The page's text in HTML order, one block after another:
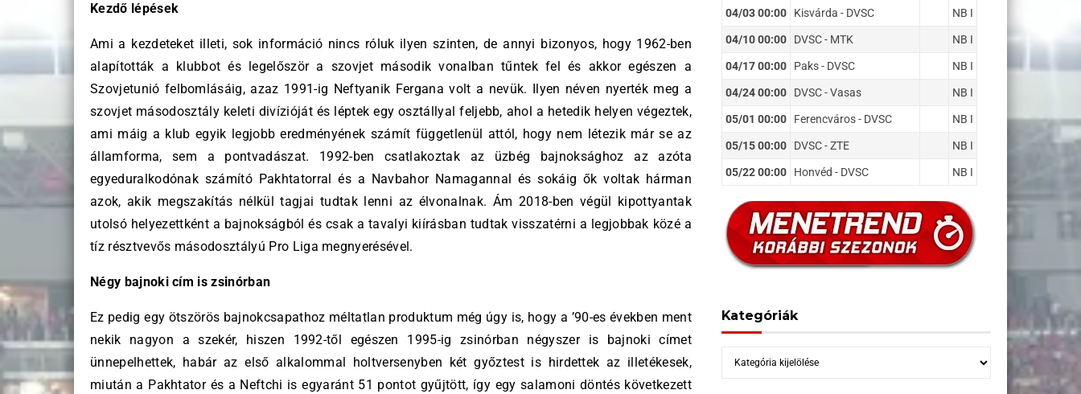
Kezdő lépések
Ami a kezdeteket illeti, sok információ nincs róluk ilyen szinten, de annyi bizonyos, hogy 1962-ben
alapították a klubbot és legelőször a szovjet második vonalban tűntek fel és akkor egészen a
Szovjetunió felbomlásáig, azaz 1991-ig Neftyanik Fergana volt a nevük. Ilyen néven nyerték meg a
szovjet másodosztály keleti divízióját és léptek egy osztállyal feljebb, ahol a hetedik helyen végeztek,
ami máig a klub egyik legjobb eredményének számít függetlenül attól, hogy nem létezik már se az
államforma, sem a pontvadászat. 1992-ben csatlakoztak az üzbég bajnoksághoz az azóta
egyeduralkodónak számító Pakhtatorral és a Navbahor Namagannal és sokáig ők voltak hárman
azok, akik megszakítás nélkül tagjai tudtak lenni az élvonalnak. Ám 2018-ben végül kipottyantak
utolsó helyezettként a bajnokságból és csak a tavalyi kiírásban tudtak visszatérni a legjobbak közé a
tíz résztvevős másodosztályú Pro Liga megnyerésével.
Négy bajnoki cím is zsinórban
Ez pedig egy ötszörös bajnokcsapathoz méltatlan produktum még úgy is, hogy a ’90-es években ment
nekik nagyon a szekér, hiszen 1992-től egészen 1995-ig zsinórban négyszer is bajnoki címet
ünnepelhettek, habár az első alkalommal holtversenyben két győztest is hirdettek az illetékesek,
miután a Pakhtator és a Neftchi is egyaránt 51 pontot gyűjtött, így egy salamoni döntés következett
04/03 00:00 Kisvárda - DVSC NB I
04/10 00:00 DVSC - MTK NB I
04/17 00:00 Paks - DVSC NB I
04/24 00:00 DVSC - Vasas NB I
05/01 00:00 Ferencváros - DVSC NB I
05/15 00:00 DVSC - ZTE NB I
05/22 00:00 Honvéd - DVSC NB I
Kategóriák
Kategóriák